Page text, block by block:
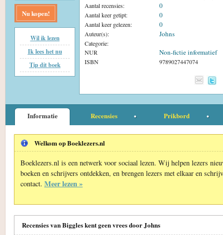
Nu kopen!
Wil ik lezen
Ik lees het nu
Tip dit boek
Aantal recensies:
0
Aantal keer getipt: 0
Aantal keer gelezen: 0
Auteur(s): Johns
Categorie:
NUR
Non-fictie informatief
ISBN 9789027447074
Informatie Recensies Prikbord
Welkom op Boeklezers.nl
Boeklezers.nl is een netwerk voor sociaal lezen. Wij helpen lezers
boeken en schrijvers ontdekken, en brengen lezers met elkaar en
contact. Meer lezen »
Recensies van Biggles kent geen vrees door Johns